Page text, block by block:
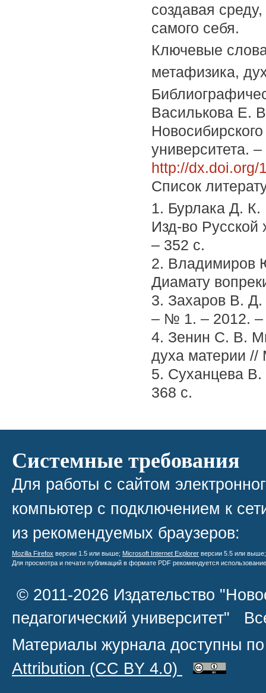
создавая
самого себя.
Ключевые
метафизика,
Василькова Е.
Новосибирского
университета.
http://dx.doi.org/
Список
1. Бурлака Д.
Изд-во Русской
– 352 с.
2. Владимиров
Диамату
3. Захаров В.
– № 1. – 2012. –
4. Зенин С. В.
духа материи
5. Суханцева В.
368 с.
Системные требования
Для работы с сайтом
компьютер с подключением к
из рекомендуемых браузеров:
Mozilla Firefox версии 1.5 или выше; Microsoft Internet Explorer версии 5.5 или
Для просмотра и печати публикаций в формате PDF рекомендуется
© 2011-2026 Издательство
педагогический университет"
Материалы журнала доступны
Attribution (CC BY 4.0)